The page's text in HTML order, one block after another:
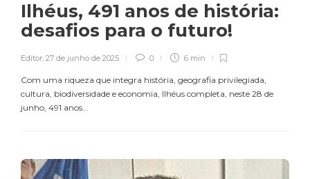
Ilhéus, 491 anos de história:
desafios para o futuro!
Editor, 27 de junho de 2025 0 6 min
Com uma riqueza que integra história, geografia privilegiada,
cultura, biodiversidade e economia, Ilhéus completa, neste 28 de
junho, 491 anos...